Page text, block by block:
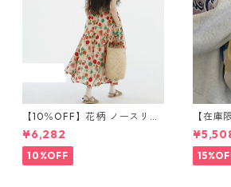
【10％OFF】花柄 ノースリー
ブワンピース 10768
¥6,282
10%OFF
【在庫
ュ バッ